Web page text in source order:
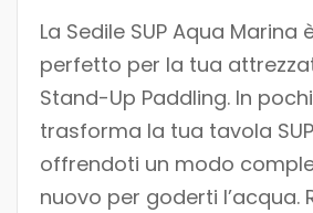
La Sedile SUP Aqua Marina
perfetto per la tua
Stand-Up Paddling. In
trasforma la tua tavola
offrendoti un modo
nuovo per goderti l’acqua.